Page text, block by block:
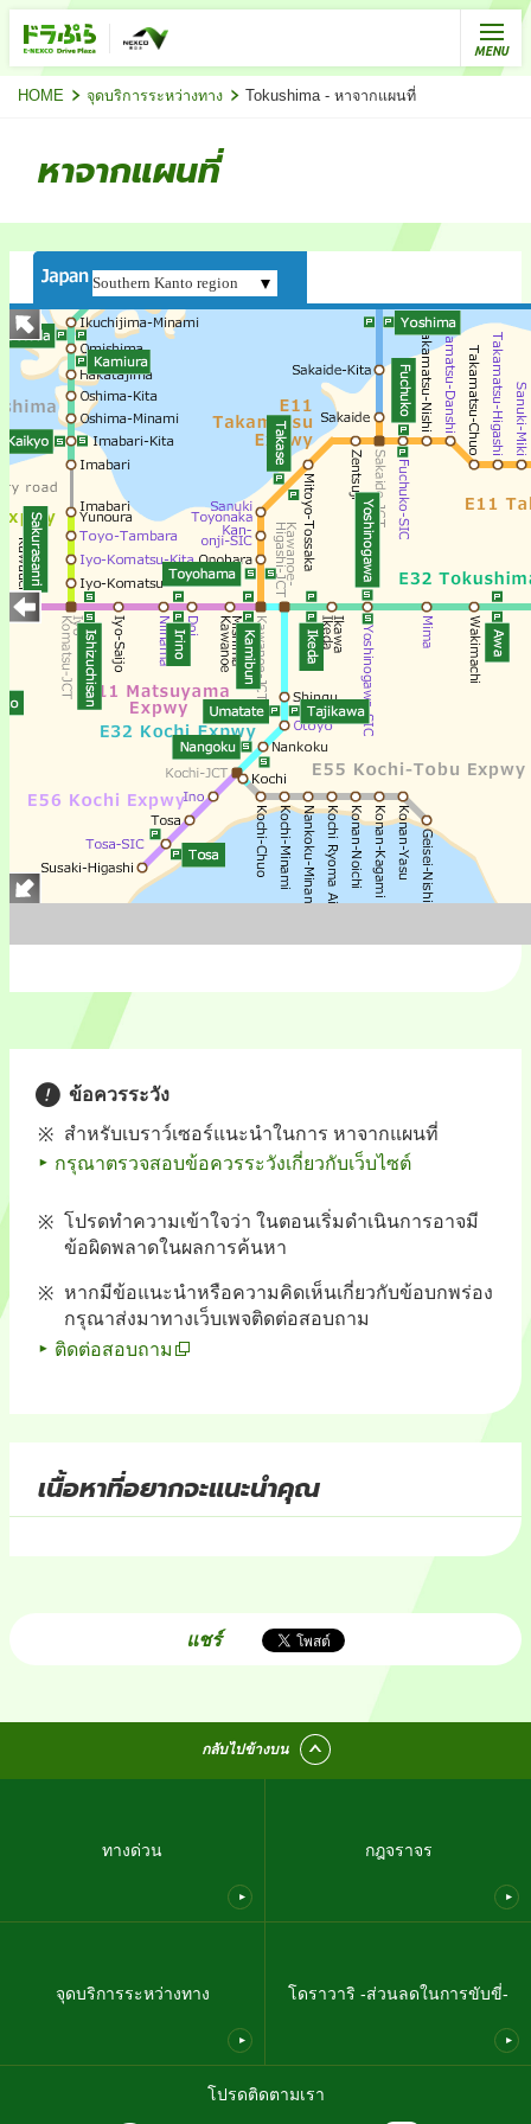
HOME จุดบริการระหว่างทาง Tokushima - หาจากแผนที่
หาจากแผนที่
ข้อควรระวัง
สำหรับเบราว์เซอร์แนะนำในการ หาจากแผนที่
กรุณาตรวจสอบข้อควรระวังเกี่ยวกับเว็บไซต์
โปรดทำความเข้าใจว่า ในตอนเริ่มดำเนินการอาจมี
ข้อผิดพลาดในผลการค้นหา
หากมีข้อแนะนำหรือความคิดเห็นเกี่ยวกับข้อบกพร่อง
กรุณาส่งมาทางเว็บเพจติดต่อสอบถาม
ติดต่อสอบถาม
เนื้อหาที่อยากจะแนะนำคุณ
แชร์
กลับไปข้างบน
ทางด่วน กฎจราจร
จุดบริการระหว่างทาง โดราวาริ -ส่วนลดในการขับขี่-
โปรดติดตามเรา